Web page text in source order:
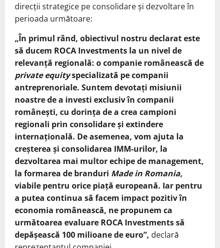
direcții strategice pe consolidare și dezvoltare în
perioada următoare:
„În primul rând, obiectivul nostru declarat este
să ducem ROCA Investments la un nivel de
relevanță regională: o companie românească de
private equityspecializată pe companii
antreprenoriale. Suntem devotați misiunii
noastre de a investi exclusiv în companii
românești, cu dorința de a crea campioni
regionali prin consolidare și extindere
internațională. De asemenea, vom ajuta la
creșterea și consolidarea IMM-urilor, la
dezvoltarea mai multor echipe de management,
la formarea de branduri Made in Romania,
viabile pentru orice piață europeană. Iar pentru
a putea continua să facem impact pozitiv în
economia românească, ne propunem ca
următoarea evaluare ROCA Investments să
depășească 100 milioane de euro”, declară